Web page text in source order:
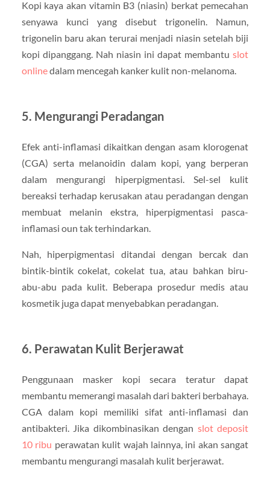
Kopi kaya akan vitamin B3 (niasin) berkat pemecahan
senyawa kunci yang disebut trigonelin. Namun,
trigonelin baru akan terurai menjadi niasin setelah biji
kopi dipanggang. Nah niasin ini dapat membantuslot
onlinedalam mencegah kanker kulit non-melanoma.
5. Mengurangi Peradangan
Efek anti-inflamasi dikaitkan dengan asam klorogenat
(CGA) serta melanoidin dalam kopi, yang berperan
dalam mengurangi hiperpigmentasi. Sel-sel kulit
bereaksi terhadap kerusakan atau peradangan dengan
membuat melanin ekstra, hiperpigmentasi pasca-
inflamasi oun tak terhindarkan.
Nah, hiperpigmentasi ditandai dengan bercak dan
bintik-bintik cokelat, cokelat tua, atau bahkan biru-
abu-abu pada kulit. Beberapa prosedur medis atau
kosmetik juga dapat menyebabkan peradangan.
6. Perawatan Kulit Berjerawat
Penggunaan masker kopi secara teratur dapat
membantu memerangi masalah dari bakteri berbahaya.
CGA dalam kopi memiliki sifat anti-inflamasi dan
antibakteri. Jika dikombinasikan dengan slot deposit
10 ribu perawatan kulit wajah lainnya, ini akan sangat
membantu mengurangi masalah kulit berjerawat.